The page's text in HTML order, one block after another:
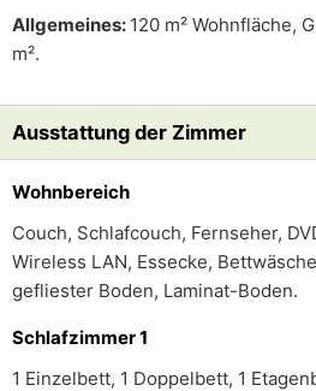
Allgemeines: 120 m² Wohnfläche,
m².
Ausstattung der Zimmer
Wohnbereich
Couch, Schlafcouch, Fernseher,
Wireless LAN, Essecke,
gefliester Boden, Laminat-Boden.
Schlafzimmer 1
1 Einzelbett, 1 Doppelbett, 1